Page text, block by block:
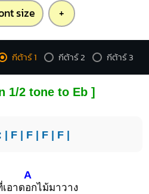
size +
กีต้าร์ 1 กีต้าร์ 2 กีต้าร์ 3
1/2 tone to Eb ]
| F| F| F| F|
อาด
A
อกไม้มาวาง